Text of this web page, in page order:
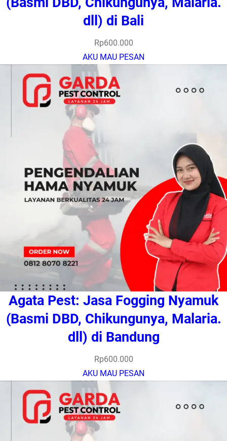
dll) di Bali
Rp600.000
AKU MAU PESAN
Agata Pest: Jasa Fogging Nyamuk
(Basmi DBD, Chikungunya, Malaria.
dll) di Bandung
Rp600.000
AKU MAU PESAN